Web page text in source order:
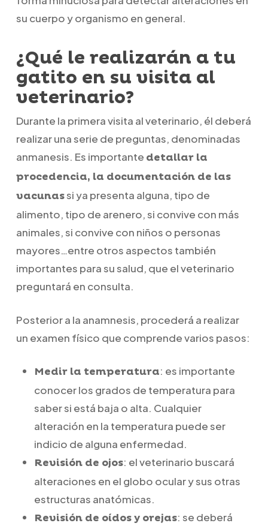
su cuerpo y organismo en general.
¿Qué le realizarán a tu
gatito en su visita al
veterinario?
Durante la primera visita al veterinario, él deberá
realizar una serie de preguntas, denominadas
anmanesis. Es importante detallar la
procedencia, la documentación de las
vacunassi ya presenta alguna, tipo de
alimento, tipo de arenero, si convive con más
animales, si convive con niños o personas
mayores…entre otros aspectos también
importantes para su salud, que el veterinario
preguntará en consulta.
Posterior a la anamnesis, procederá a realizar
un examen físico que comprende varios pasos:
Medir la temperatura: es importante
conocer los grados de temperatura para
saber si está baja o alta. Cualquier
alteración en la temperatura puede ser
indicio de alguna enfermedad.
Revisión de ojos: el veterinario buscará
alteraciones en el globo ocular y sus otras
estructuras anatómicas.
Revisión de oídos y orejas: se deberá